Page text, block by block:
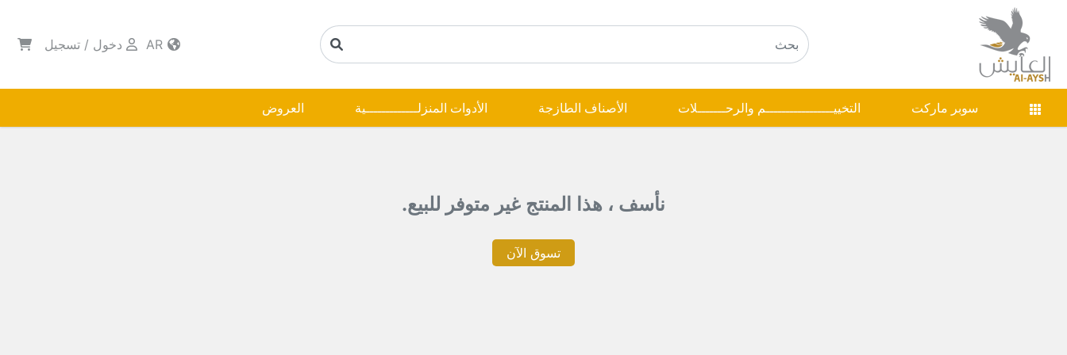
دخول / تسجيل
سوبر ماركت التخييـــــــــــــــــم والرحـــــــلات الأصناف الطازجة الأدوات المنزلـــــــــــــية العروض
نأسف ، هذا المنتج غير متوفر للبيع.
تسوق الآن